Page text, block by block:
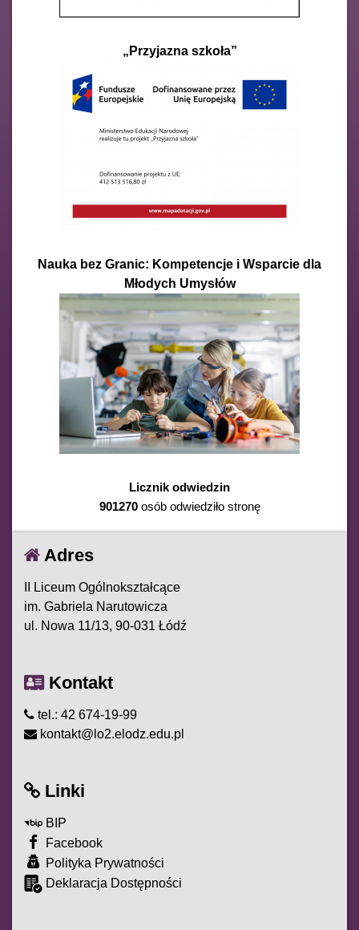
„Przyjazna szkoła”
Nauka bez Granic: Kompetencje i Wsparcie dla
Młodych Umysłów
Licznik odwiedzin
901270osób odwiedziło stronę
Adres
II Liceum Ogólnokształcące
im. Gabriela Narutowicza
ul. Nowa 11/13, 90-031 Łódź
Kontakt
tel.: 42 674-19-99
kontakt@lo2.elodz.edu.pl
Linki
BIP
Facebook
Polityka Prywatności
Deklaracja Dostępności